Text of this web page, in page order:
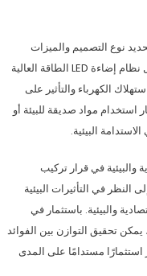
نوع التصميم والميزات
المدمجة في الأسانسير. استخدام تقنيات ذكية مثل نظام إضاءة LED الطاقة العالية
الكهرباء والتأثير على
استخدام مواد صديقة للبيئة أو
البيئية.
والبيئية في قرار تركيب
في التأثيرات البيئية
والبيئية. باستثمار في
يمكن تحقيق التوازن بين الفوائد
استثمارًا مستدامًا على المدى